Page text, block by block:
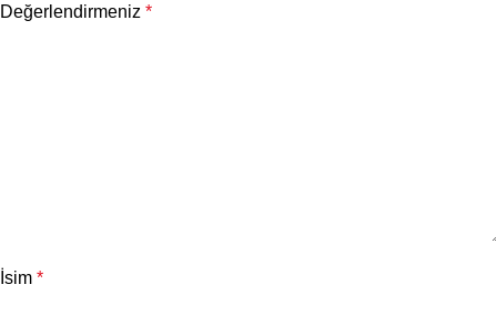
Değerlendirmeniz *
İsim *